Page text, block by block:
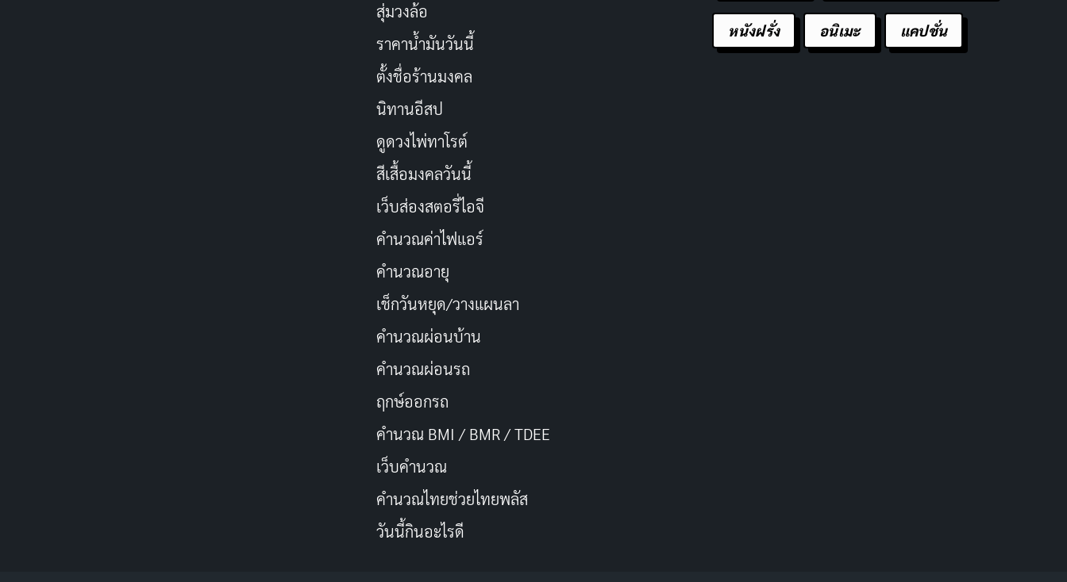
สุ่มวงล้อ
ราคาน้ำมันวันนี้
ตั้งชื่อร้านมงคล
นิทานอีสป
ดูดวงไพ่ทาโรต์
สีเสื้อมงคลวันนี้
เว็บส่องสตอรี่ไอจี
คำนวณค่าไฟแอร์
คำนวณอายุ
เช็กวันหยุด/วางแผนลา
คำนวณผ่อนบ้าน
คำนวณผ่อนรถ
ฤกษ์ออกรถ
คำนวณ BMI / BMR / TDEE
เว็บคํานวณ
คํานวณไทยช่วยไทยพลัส
วันนี้กินอะไรดี
หนังฝรั่ง อนิเมะ แคปชั่น